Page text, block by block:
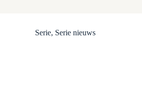
Serie, Serie nieuws